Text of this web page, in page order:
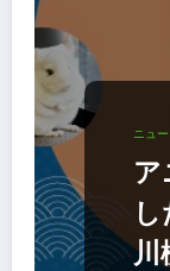
ニュー
ア
川